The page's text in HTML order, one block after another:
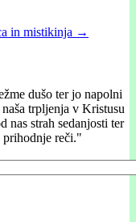
in mistikinja →
dušo ter jo napolni
trpljenja v Kristusu
nas strah sedanjosti ter
prihodnje reči."